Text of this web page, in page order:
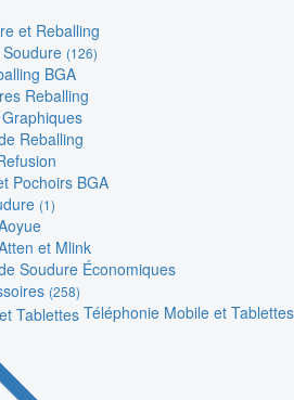
et Reballing
(126)
BGA
Reballing
Reballing
Pochoirs BGA
(1)
et Mlink
Soudure Économiques
(258)
Téléphonie Mobile et Tablettes